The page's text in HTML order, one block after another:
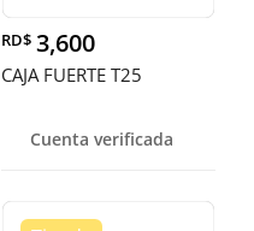
RD$ 3,600
CAJA FUERTE T25
Cuenta verificada